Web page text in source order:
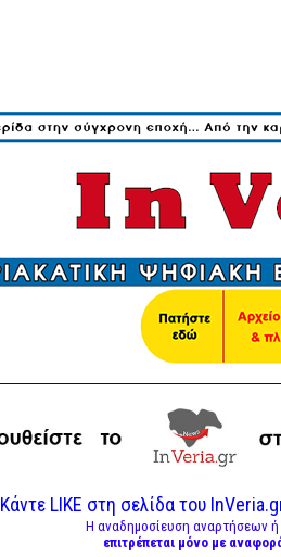
Κάντε LIKE στη σελίδα του
Η αναδημοσίευση αναρτήσεων
επιτρέπεται μόνο με